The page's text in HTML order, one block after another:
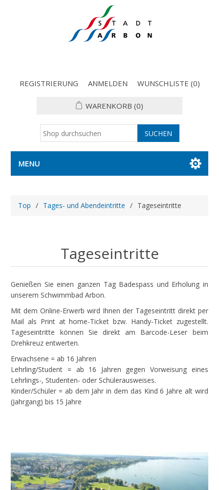
REGISTRIERUNG ANMELDEN WUNSCHLISTE (0)
WARENKORB (0)
MENU
Top / Tages- und Abendeintritte / Tageseintritte
Tageseintritte
Genießen Sie einen ganzen Tag Badespass und Erholung in
unserem Schwimmbad Arbon.
Mit dem Online-Erwerb wird Ihnen der Tageseintritt direkt per
Mail als Print at home-Ticket bzw. Handy-Ticket zugestellt.
Tageseintritte können Sie direkt am Barcode-Leser beim
Drehkreuz entwerten.
Erwachsene = ab 16 Jahren
Lehrling/Student = ab 16 Jahren gegen Vorweisung eines
Lehrlings-, Studenten- oder Schülerausweises.
Kinder/Schüler = ab dem Jahr in dem das Kind 6 Jahre alt wird
(Jahrgang) bis 15 Jahre